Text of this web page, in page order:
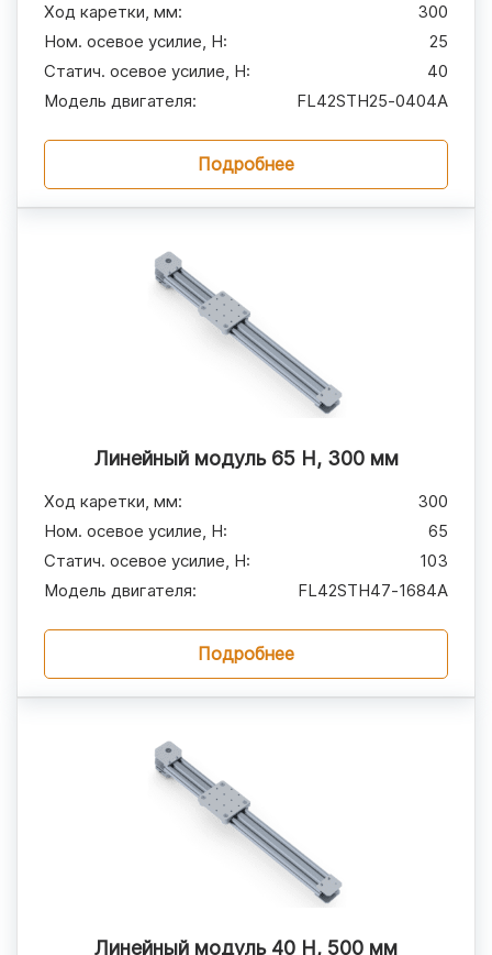
Ход каретки, мм:
300
Ном. осевое усилие, H:
25
Статич. осевое усилие, H:
40
Модель двигателя: FL42STH25‑0404A
Подробнее
Линейный модуль 65 Н, 300 мм
Ход каретки, мм:
300
Ном. осевое усилие, H:
65
Статич. осевое усилие, H:
103
Модель двигателя: FL42STH47‑1684A
Подробнее
Линейный модуль 40 Н, 500 мм